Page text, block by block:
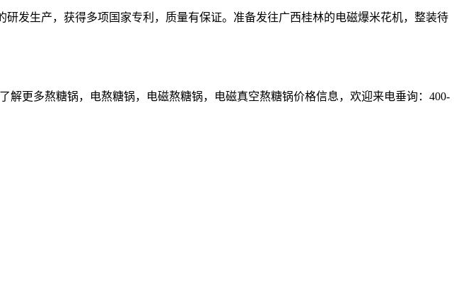
发生产，获得多项国家专利，质量有保证。准备发往广西桂林的电磁爆米花机，整装待
更多熬糖锅，电熬糖锅，电磁熬糖锅，电磁真空熬糖锅价格信息，欢迎来电垂询：400-